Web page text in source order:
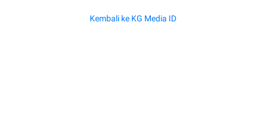
Kembali ke KG Media ID